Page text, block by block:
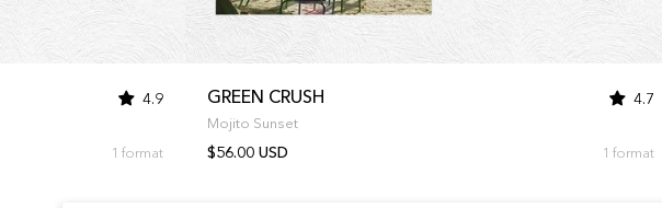
4.9
1 format
GREEN CRUSH 4.7
Mojito Sunset
$56.00 USD 1 format